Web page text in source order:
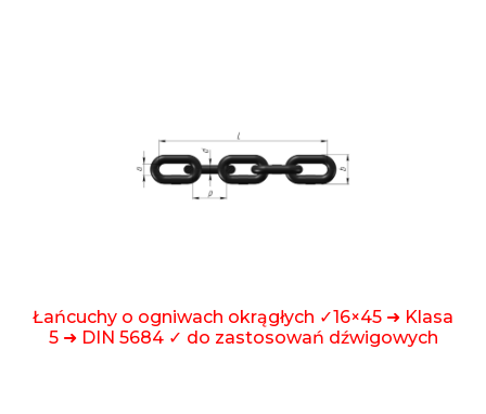
Łańcuchy o ogniwach okrągłych ✓16×45 ➜ Klasa
5 ➜ DIN 5684 ✓ do zastosowań dźwigowych